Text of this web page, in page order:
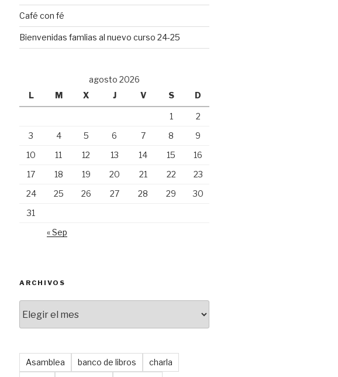
Café con fé
Bienvenidas famlias al nuevo curso 24-25
agosto 2026
L
M X J V S D
1
2
3
4 5 6 7 8
9
10
11 12 13 14 15
16
17
18 19 20 21 22
23
24
25 26 27 28 29
30
31
« Sep
ARCHIVOS
Asamblea banco de libros
charla